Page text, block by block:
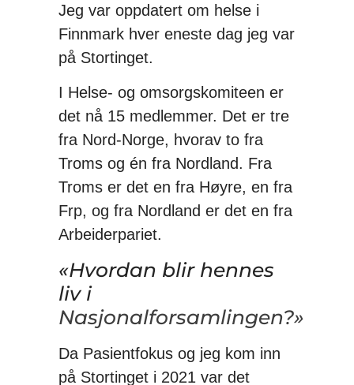
Jeg var oppdatert om helse i
Finnmark hver eneste dag jeg var
på Stortinget.
I Helse- og omsorgskomiteen er
det nå 15 medlemmer. Det er tre
fra Nord-Norge, hvorav to fra
Troms og én fra Nordland. Fra
Troms er det en fra Høyre, en fra
Frp, og fra Nordland er det en fra
Arbeiderpariet.
«Hvordan blir hennes
liv i
Nasjonalforsamlingen?»
Da Pasientfokus og jeg kom inn
på Stortinget i 2021 var det